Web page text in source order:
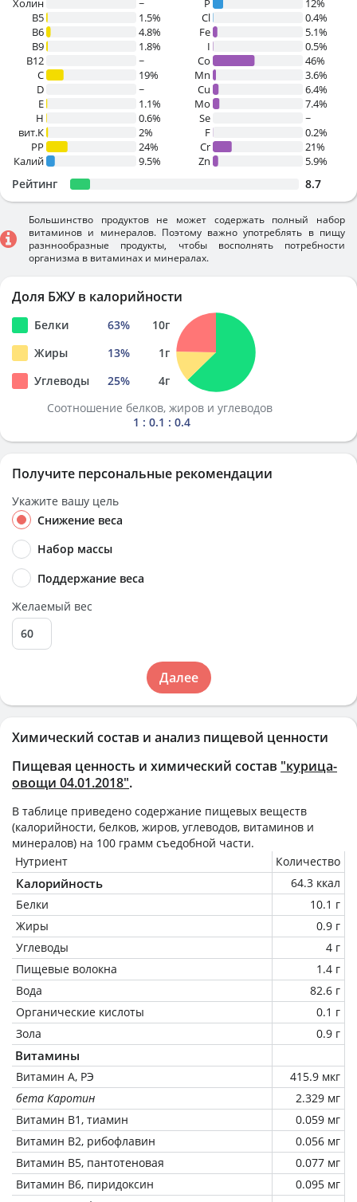
Химический состав и анализ пищевой ценности
Пищевая ценность и химический состав "курица-
овощи 04.01.2018".
В таблице приведено содержание пищевых веществ
(калорийности, белков, жиров, углеводов, витаминов и
минералов) на 100 грамм съедобной части.
Нутриент
Количество
Калорийность
64.3 ккал
Белки
10.1 г
Жиры
0.9 г
Углеводы
4 г
Пищевые волокна
1.4 г
Вода
82.6 г
Органические кислоты
0.1 г
Зола
0.9 г
Витамины
Витамин А, РЭ
415.9 мкг
бета Каротин
2.329 мг
Витамин В1, тиамин
0.059 мг
Витамин В2, рибофлавин
0.056 мг
Витамин В5, пантотеновая
0.077 мг
Витамин В6, пиридоксин
0.095 мг
Холин
~
B5
1.5%
B6
4.8%
B9
1.8%
B12
~
C
19%
D
~
E
1.1%
H
0.6%
вит.К
2%
PP
24%
Калий
9.5%
P
12%
Cl
0.4%
Fe
5.1%
I
0.5%
Co
46%
Mn
3.6%
Cu
6.4%
Mo
7.4%
Se
~
F
0.2%
Cr
21%
Zn
5.9%
Рейтинг 8.7
Большинство продуктов не может содержать полный набор
витаминов и минералов. Поэтому важно употреблять в пищу
разннообразные продукты, чтобы восполнять потребности
организма в витаминах и минералах.
Доля БЖУ в калорийности
Белки 63% 10г
Жиры
13% 1г
Углеводы
25% 4г
Соотношение белков, жиров и углеводов
1 : 0.1 : 0.4
Получите персональные рекомендации
Укажите вашу цель
Снижение веса
Набор массы
Поддержание веса
Желаемый вес
Далее